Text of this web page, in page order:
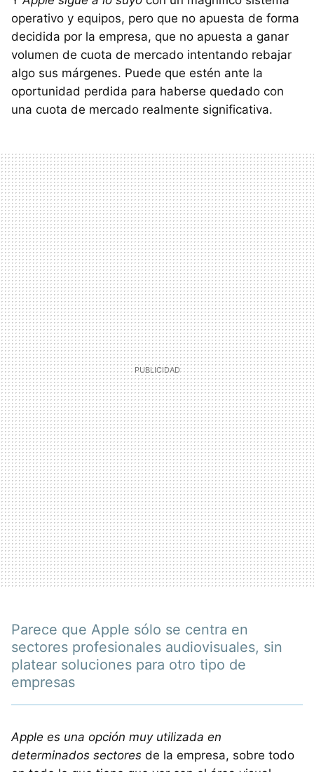
operativo y equipos, pero que no apuesta de forma
decidida por la empresa, que no apuesta a ganar
volumen de cuota de mercado intentando rebajar
algo sus márgenes. Puede que estén ante la
oportunidad perdida para haberse quedado con
una cuota de mercado realmente significativa.
Parece que Apple sólo se centra en
sectores profesionales audiovisuales, sin
platear soluciones para otro tipo de
empresas
Apple es una opción muy utilizada en
determinados sectores de la empresa, sobre todo